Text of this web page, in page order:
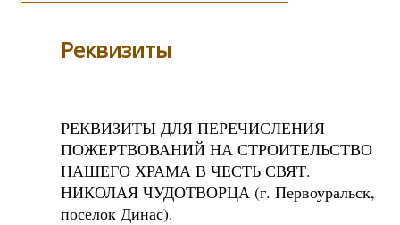
Реквизиты
РЕКВИЗИТЫ ДЛЯ ПЕРЕЧИСЛЕНИЯ
ПОЖЕРТВОВАНИЙ НА СТРОИТЕЛЬСТВО
НАШЕГО ХРАМА В ЧЕСТЬ СВЯТ.
НИКОЛАЯ ЧУДОТВОРЦА (г. Первоуральск,
поселок Динас).